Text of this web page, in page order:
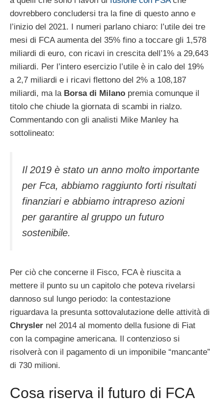
dovrebbero concludersi tra la fine di questo anno e
l’inizio del 2021. I numeri parlano chiaro: l’utile dei tre
mesi di FCA aumenta del 35% fino a toccare gli 1,578
miliardi di euro, con ricavi in crescita dell’1% a 29,643
miliardi. Per l’intero esercizio l’utile è in calo del 19%
a 2,7 miliardi e i ricavi flettono del 2% a 108,187
miliardi, ma la Borsa di Milano premia comunque il
titolo che chiude la giornata di scambi in rialzo.
Commentando con gli analisti Mike Manley ha
sottolineato:
Il 2019 è stato un anno molto importante
per Fca, abbiamo raggiunto forti risultati
finanziari e abbiamo intrapreso azioni
per garantire al gruppo un futuro
sostenibile.
Per ciò che concerne il Fisco, FCA è riuscita a
mettere il punto su un capitolo che poteva rivelarsi
dannoso sul lungo periodo: la contestazione
riguardava la presunta sottovalutazione delle attività di
Chrysler nel 2014 al momento della fusione di Fiat
con la compagine americana. Il contenzioso si
risolverà con il pagamento di un imponibile “mancante”
di 730 milioni.
Cosa riserva il futuro di FCA